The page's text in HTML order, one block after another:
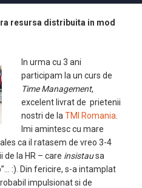
resursa distribuita in mod
In urma cu 3 ani
participam la un curs de
Time Management,
excelent livrat de prietenii
nostri de la TMI Romania
Imi amintesc cu mare
ca il ratasem de vreo 3-4
la HR – care insistausa
:). Din fericire, s-a intamplat
impulsionat si de